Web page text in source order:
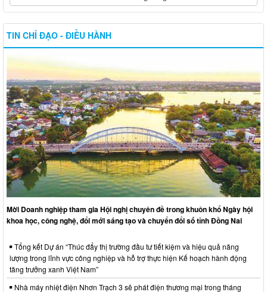
TIN CHỈ ĐẠO - ĐIỀU HÀNH
Mời Doanh nghiệp tham gia Hội nghị chuyên đề trong khuôn khổ Ngày hội
khoa học, công nghệ, đổi mới sáng tạo và chuyển đổi số tỉnh Đồng Nai
Tổng kết Dự án “Thúc đẩy thị trường đầu tư tiết kiệm và hiệu quả năng
lượng trong lĩnh vực công nghiệp và hỗ trợ thực hiện Kế hoạch hành động
tăng trưởng xanh Việt Nam”
Nhà máy nhiệt điện Nhơn Trạch 3 sẽ phát điện thương mại trong tháng